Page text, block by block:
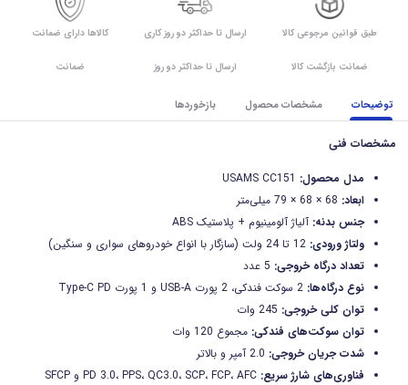
طبق قوانین مرجوعی کالا
ضمانت بازگشت کالا
ارسال تا حداکثر دو روز کاری
ارسال تا حداکثر دو روز
کالاها دارای ضمانت
ضمانت
توضیحات مشخصات محصول بازخوردها
مشخصات فنی
مدل محصول: USAMS CC151
ابعاد: 68 × 68 × 79 میلی‌متر
جنس بدنه: آلیاژ آلومینیوم + پلاستیک ABS
ولتاژ ورودی: 12 تا 24 ولت (سازگار با انواع خودروهای سواری و سنگین)
تعداد درگاه خروجی: 5 عدد
نوع درگاه‌ها: 2 سوکت فندکی، 2 پورت USB-A و 1 پورت Type-C PD
توان کلی خروجی: 245 وات
توان سوکت‌های فندکی: مجموع 120 وات
شدت جریان خروجی: 2.0 آمپر و بالاتر
فناوری‌های شارژ سریع: PD 3.0، PPS، QC3.0، SCP، FCP، AFC و SFCP